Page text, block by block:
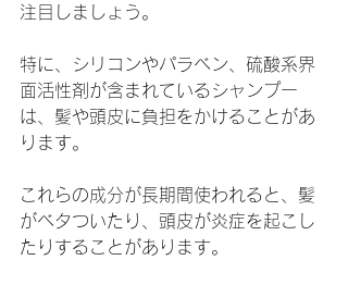
注目しましょう。
特に、シリコンやパラベン、硫酸系界
面活性剤が含まれているシャンプー
は、髪や頭皮に負担をかけることがあ
ります。
これらの成分が長期間使われると、髪
がベタついたり、頭皮が炎症を起こし
たりすることがあります。